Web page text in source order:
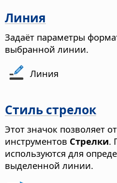
Линия
Задаёт параметры
выбранной линии.
Линия
Стиль стрелок
Этот значок позволяет
инструментов Стрелки.
используются для
выделенной линии.